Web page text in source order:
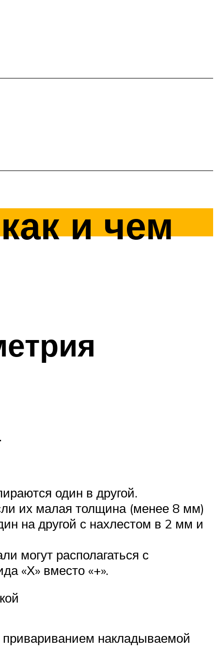
и чем
один в другой.
их малая толщина (менее 8 мм)
на другой с нахлестом в 2 мм и
могут располагаться с
«Х» вместо «+».
накладываемой